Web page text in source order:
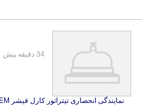
نمایندگی انحصاری تیتراتور کارل فیشر KEM ژاپن
34 دقیقه پیش